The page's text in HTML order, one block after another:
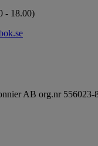
- 18.00)
AB org.nr 556023-